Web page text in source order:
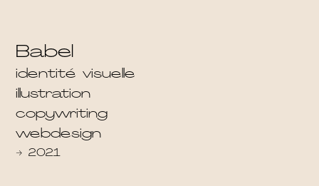
Babel
identité visuelle
illustration
copywriting
webdesign
→2021